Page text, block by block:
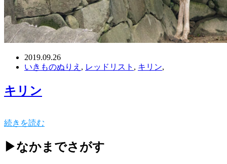
2019.09.26
いきものぬりえ , レッドリスト , キリン,
キリン
続きを読む
▶なかまでさがす